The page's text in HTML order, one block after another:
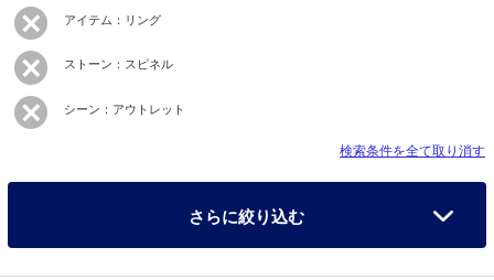
アイテム：リング
ストーン：スピネル
シーン：アウトレット
検索条件を全て取り消す
さらに絞り込む